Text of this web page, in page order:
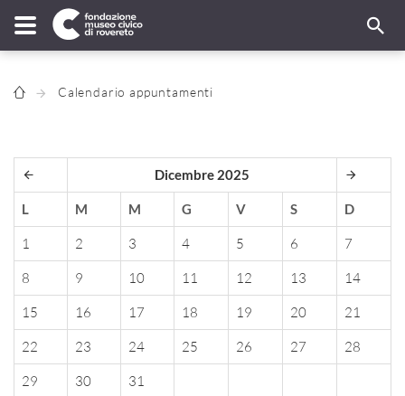
Calendario appuntamenti
Dicembre 2025
L M M G V S D
1 2 3 4 5 6
7
8
9 10 11 12 13
14
15
16 17 18 19 20
21
22
23 24 25 26 27
28
29
30 31